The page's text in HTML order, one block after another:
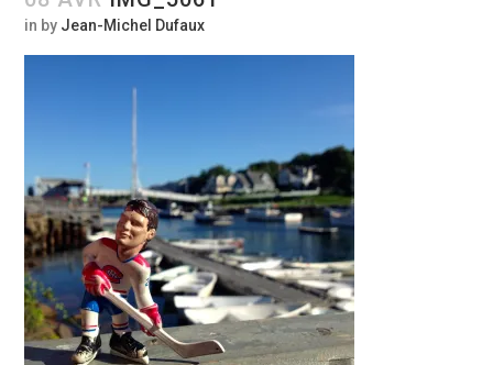
in by Jean-Michel Dufaux